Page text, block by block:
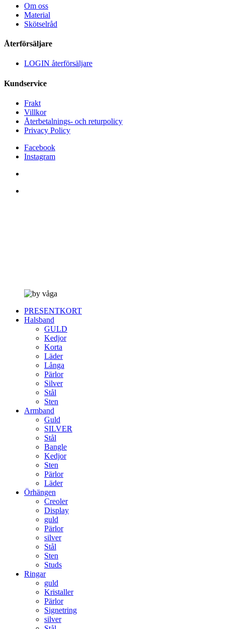
Om oss
Material
Skötselråd
Återförsäljare
LOGIN återförsäljare
Kundservice
Frakt
Villkor
Återbetalnings- och returpolicy
Privacy Policy
Facebook
Instagram
PRESENTKORT
Halsband
GULD
Kedjor
Korta
Läder
Långa
Pärlor
Silver
Stål
Sten
Armband
Guld
SILVER
Stål
Bangle
Kedjor
Sten
Pärlor
Läder
Örhängen
Creoler
Display
guld
Pärlor
silver
Stål
Sten
Studs
Ringar
guld
Kristaller
Pärlor
Signetring
silver